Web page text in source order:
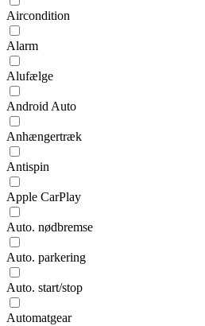
Aircondition
Alarm
Alufælge
Android Auto
Anhængertræk
Antispin
Apple CarPlay
Auto. nødbremse
Auto. parkering
Auto. start/stop
Automatgear